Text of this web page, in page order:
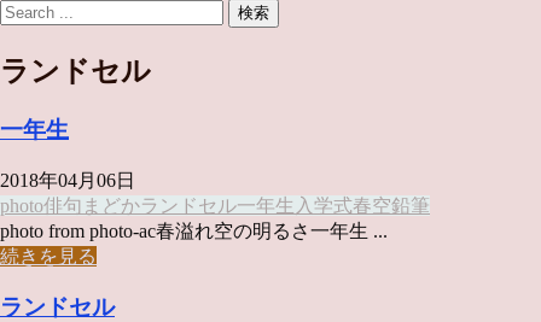
ランドセル
一年生
2018年04月06日
photo俳句 まどかランドセル一年生 入学式春空鉛筆
photo from photo-ac春溢れ空の明るさ一年生 ...
続きを見る
ランドセル